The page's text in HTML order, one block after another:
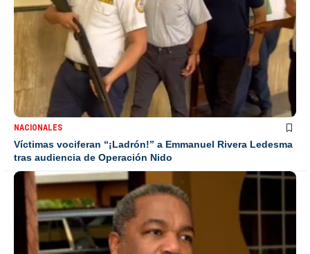
NACIONALES
Víctimas vociferan “¡Ladrón!” a Emmanuel Rivera Ledesma
tras audiencia de Operación Nido